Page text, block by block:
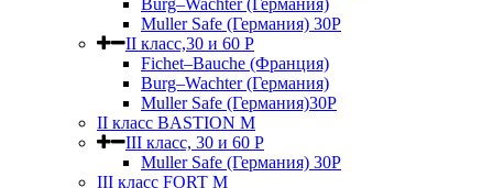
Burg–Wachter (Германия)
Muller Safe (Германия) 30Р
II класс,30 и 60 P
Fichet–Bauche (Франция)
Burg–Wachter (Германия)
Muller Safe (Германия)30P
II класс BASTION M
III класс, 30 и 60 P
Muller Safe (Германия) 30Р
III класс FORT M